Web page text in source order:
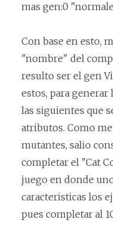
mas gen:0
Con base en esto,
"nombre" del
resulto ser el gen
estos, para
las siguientes que
atributos. Como
mutantes, salio
completar el "Cat
juego en donde
caracteristicas los
pues completar al